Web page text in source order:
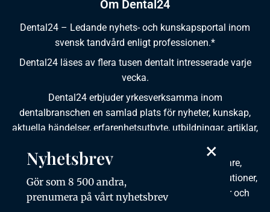
Om Dental24
Dental24 – Ledande nyhets- och kunskapsportal inom
svensk tandvård enligt professionen.*
Dental24 läses av flera tusen dentalt intresserade varje
vecka.
Dental24 erbjuder yrkesverksamma inom
dentalbranschen en samlad plats för nyheter, kunskap,
aktuella händelser, erfarenhetsutbyte, utbildningar, artiklar,
Dental24 produceras i samverkan med tandläkare,
tandhygienister, tandsköterskor, tandtekniker, institutioner,
kursgivare, föreningar, organisationer, leverantörer och
×
Nyhetsbrev
Gör som 8 500 andra,
prenumera på vårt nyhetsbrev